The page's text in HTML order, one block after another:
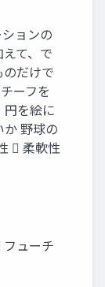
ョンの
て、で
だけで
ーフを
円を絵に
か 野球の
 柔軟性
ューチ